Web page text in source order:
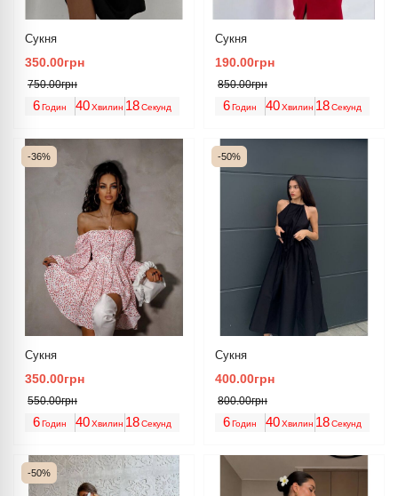
Сукня
350.00грн
750.00грн
6 Годин 40 Хвилин 18Секунд
Сукня
190.00грн
850.00грн
6 Годин 40 Хвилин 18Секунд
-36%
Сукня
350.00грн
550.00грн
6 Годин 40 Хвилин 18Секунд
-50%
Сукня
400.00грн
800.00грн
6 Годин 40 Хвилин 18Секунд
-50%